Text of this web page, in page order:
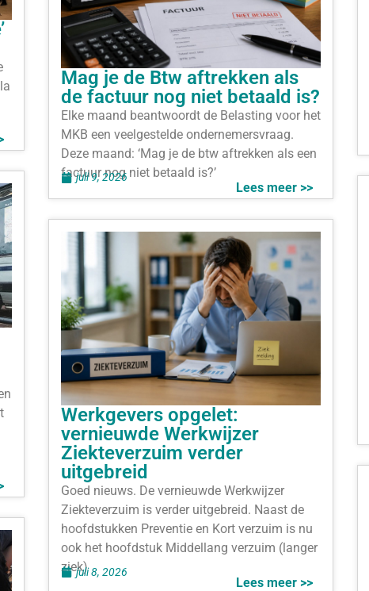
Mag je de Btw aftrekken als
de factuur nog niet betaald is?
Elke maand beantwoordt de Belasting voor het
MKB een veelgestelde ondernemersvraag.
Deze maand: ‘Mag je de btw aftrekken als een
factuur nog niet betaald is?’
Lees meer >>
juli 9, 2026
Werkgevers opgelet:
vernieuwde Werkwijzer
Ziekteverzuim verder
uitgebreid
Goed nieuws. De vernieuwde Werkwijzer
Ziekteverzuim is verder uitgebreid. Naast de
hoofdstukken Preventie en Kort verzuim is nu
ook het hoofdstuk Middellang verzuim (langer
ziek)
Lees meer >>
juli 8, 2026